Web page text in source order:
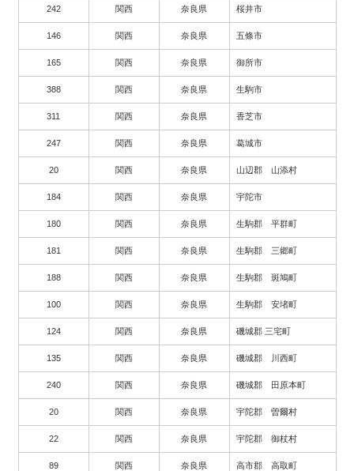
242 関西 奈良県 桜井市
146 関西 奈良県 五條市
165 関西 奈良県 御所市
388 関西 奈良県 生駒市
311 関西 奈良県 香芝市
247 関西 奈良県 葛城市
20 関西 奈良県 山辺郡 山添村
184 関西 奈良県 宇陀市
180 関西 奈良県 生駒郡 平群町
181 関西 奈良県 生駒郡 三郷町
188 関西 奈良県 生駒郡 斑鳩町
100 関西 奈良県 生駒郡 安堵町
124 関西 奈良県 磯城郡 三宅町
135 関西 奈良県 磯城郡 川西町
240 関西 奈良県 磯城郡 田原本町
20 関西 奈良県 宇陀郡 曽爾村
22 関西 奈良県 宇陀郡 御杖村
89 関西 奈良県 高市郡 高取町